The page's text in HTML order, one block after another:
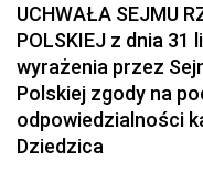
UCHWAŁA SEJMU
POLSKIEJ z dnia 31
wyrażenia przez
Polskiej zgody na
odpowiedzialności
Dziedzica